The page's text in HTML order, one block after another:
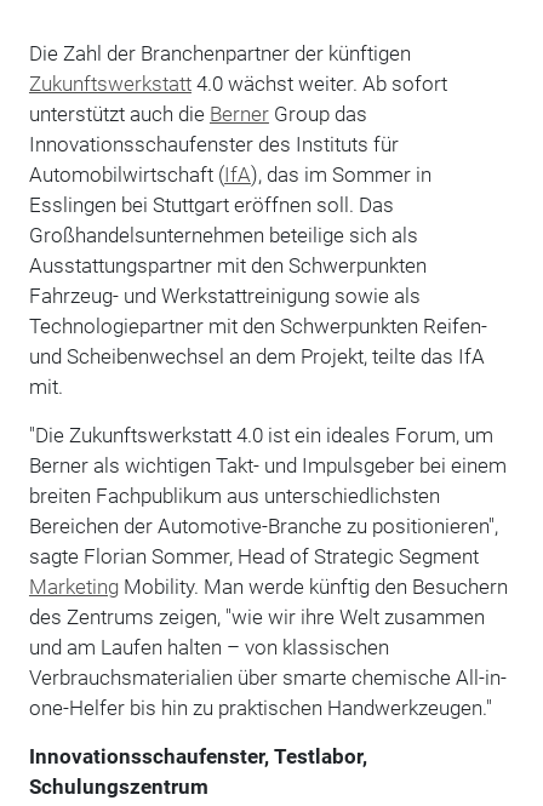
Die Zahl der Branchenpartner der künftigen
Zukunftswerkstatt4.0 wächst weiter. Ab sofort
unterstützt auch die BernerGroup das
Innovationsschaufenster des Instituts für
Automobilwirtschaft (IfA), das im Sommer in
Esslingen bei Stuttgart eröffnen soll. Das
Großhandelsunternehmen beteilige sich als
Ausstattungspartner mit den Schwerpunkten
Fahrzeug- und Werkstattreinigung sowie als
Technologiepartner mit den Schwerpunkten Reifen-
und Scheibenwechsel an dem Projekt, teilte das IfA
mit.
"Die Zukunftswerkstatt 4.0 ist ein ideales Forum, um
Berner als wichtigen Takt- und Impulsgeber bei einem
breiten Fachpublikum aus unterschiedlichsten
Bereichen der Automotive-Branche zu positionieren",
sagte Florian Sommer, Head of Strategic Segment
MarketingMobility. Man werde künftig den Besuchern
des Zentrums zeigen, "wie wir ihre Welt zusammen
und am Laufen halten – von klassischen
Verbrauchsmaterialien über smarte chemische All-in-
one-Helfer bis hin zu praktischen Handwerkzeugen."
Innovationsschaufenster, Testlabor,
Schulungszentrum